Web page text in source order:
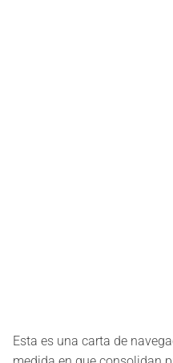
Esta es una carta de